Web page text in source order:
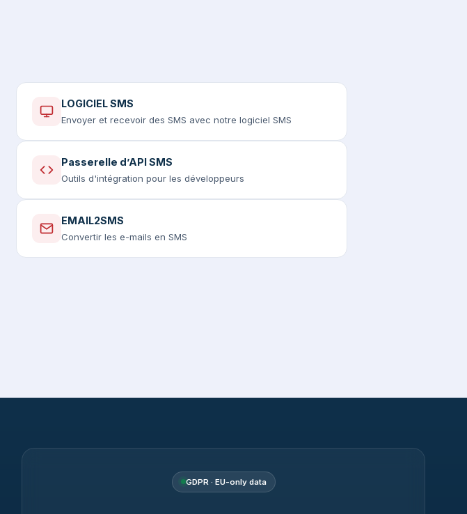
LOGICIEL SMS
Envoyer et recevoir des SMS avec notre logiciel SMS
Passerelle d’API SMS
Outils d'intégration pour les développeurs
EMAIL2SMS
Convertir les e-mails en SMS
GDPR · EU-only data